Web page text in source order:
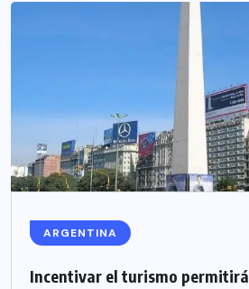
ARGENTINA
Incentivar el turismo